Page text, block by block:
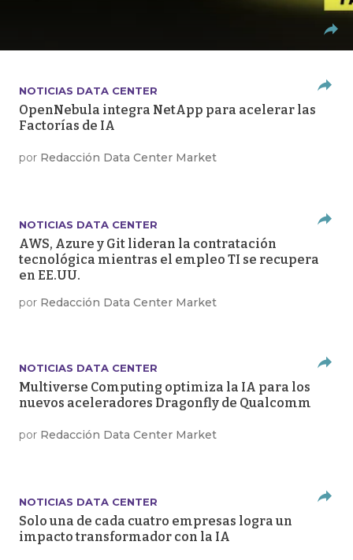
NOTICIAS DATA CENTER
OpenNebula integra NetApp para acelerar las
Factorías de IA
por Redacción Data Center Market
NOTICIAS DATA CENTER
AWS, Azure y Git lideran la contratación
tecnológica mientras el empleo TI se recupera
en EE.UU.
por Redacción Data Center Market
NOTICIAS DATA CENTER
Multiverse Computing optimiza la IA para los
nuevos aceleradores Dragonfly de Qualcomm
por Redacción Data Center Market
NOTICIAS DATA CENTER
Solo una de cada cuatro empresas logra un
impacto transformador con la IA